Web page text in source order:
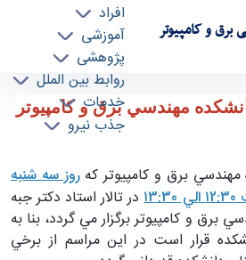
و کامپیوتر
افراد
آموزشی
پژوهشی
روابط بین الملل
خدمات
جذب نیرو
مهندسي برق و كامپيوتر
مهندسي برق و كامپيوتر
برق و كامپيوتر كه روز سه شنبه
۱3:30در تالار استاد دكتر جبه
برق و كامپيوتر برگزار مي گردد، بنا به
قرار است در اين مراسم از برخي